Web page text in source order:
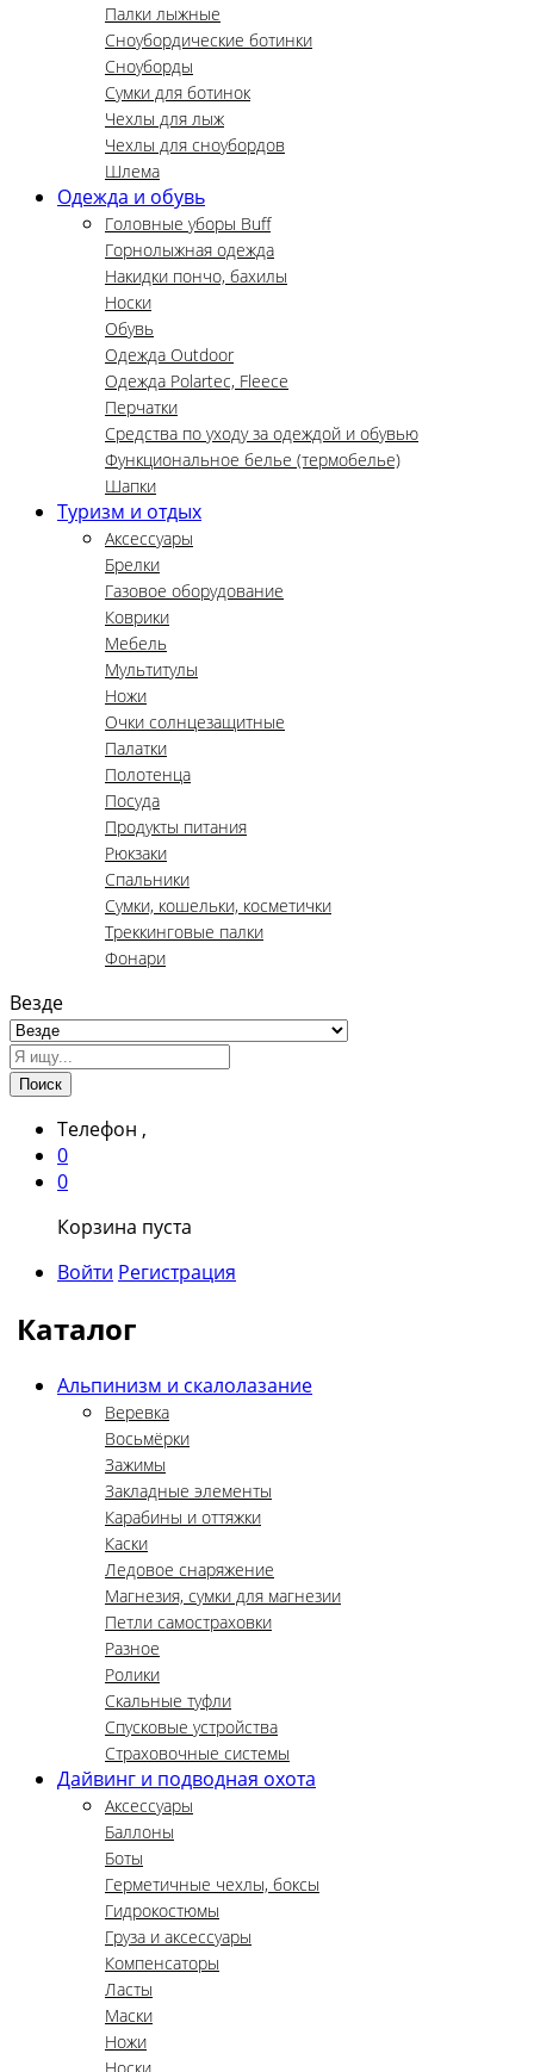
Палки лыжные
Сноубордические ботинки
Сноуборды
Сумки для ботинок
Чехлы для лыж
Чехлы для сноубордов
Шлема
Одежда и обувь
Головные уборы Buff
Горнолыжная одежда
Накидки пончо, бахилы
Носки
Обувь
Одежда Outdoor
Одежда Polartec, Fleece
Перчатки
Средства по уходу за одеждой и обувью
Функциональное белье (термобелье)
Шапки
Туризм и отдых
Аксессуары
Брелки
Газовое оборудование
Коврики
Мебель
Мультитулы
Ножи
Очки солнцезащитные
Палатки
Полотенца
Посуда
Продукты питания
Рюкзаки
Спальники
Сумки, кошельки, косметички
Треккинговые палки
Фонари
Везде
Поиск
Телефон ,
0
0
Корзина пуста
Войти Регистрация
Каталог
Альпинизм и скалолазание
Веревка
Восьмёрки
Зажимы
Закладные элементы
Карабины и оттяжки
Каски
Ледовое снаряжение
Магнезия, сумки для магнезии
Петли самостраховки
Разное
Ролики
Скальные туфли
Спусковые устройства
Страховочные системы
Дайвинг и подводная охота
Аксессуары
Баллоны
Боты
Герметичные чехлы, боксы
Гидрокостюмы
Груза и аксессуары
Компенсаторы
Ласты
Маски
Ножи
Носки